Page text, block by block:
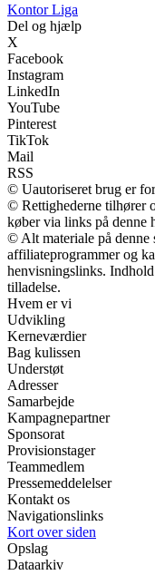
KontorLiga
Del og hjælp
X
Facebook
Instagram
LinkedIn
YouTube
Pinterest
TikTok
Mail
RSS
© Uautoriseret brug er
© Rettighederne tilhører
køber via links på denne
© Alt materiale på denne
affiliateprogrammer og
henvisningslinks.
tilladelse.
Hvem er vi
Udvikling
Kerneværdier
Bag kulissen
Understøt
Adresser
Samarbejde
Kampagnepartner
Sponsorat
Provisionstager
Teammedlem
Pressemeddelelser
Kontakt os
Navigationslinks
Kort over siden
Opslag
Dataarkiv